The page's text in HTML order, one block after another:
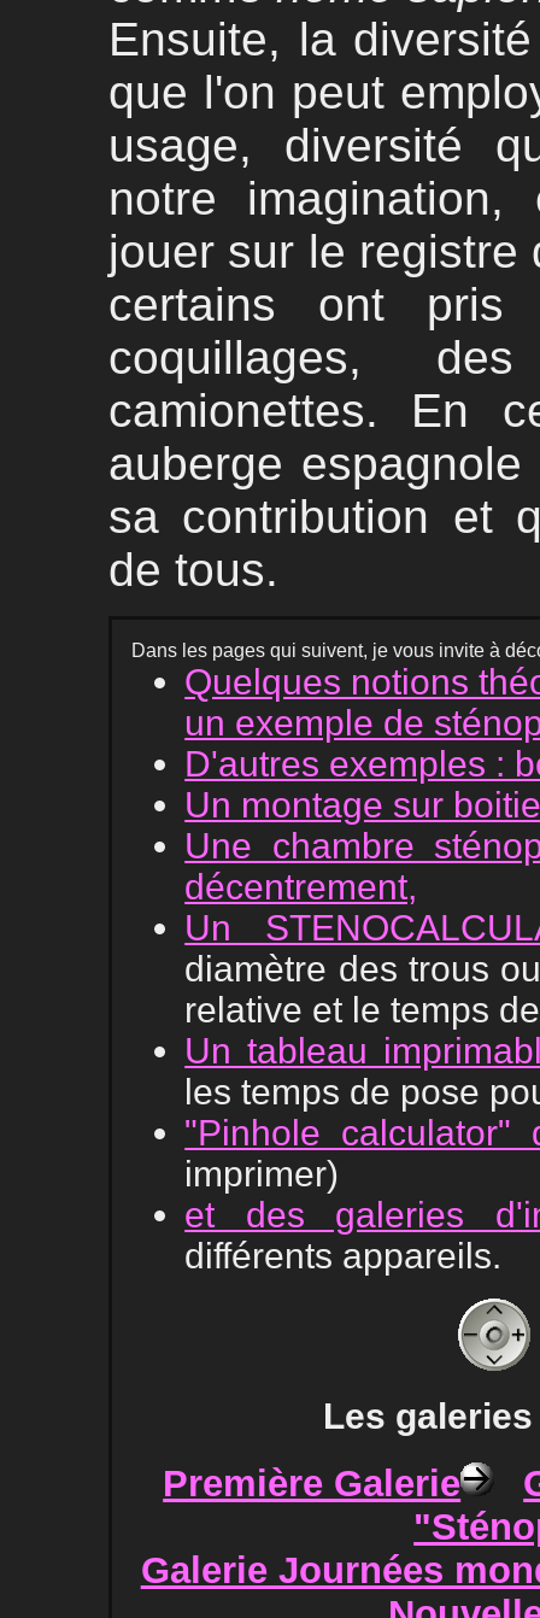
Ensuite, la
que l'on peut
usage, diversité
notre
jouer sur le registre
certains ont
coquillages,
camionettes. En
auberge
sa contribution et
de tous.
Dans les pages qui suivent, je vous invite à
Quelques notions
un exemple de
D'autres exemples :
Un montage sur
Une chambre
décentrement,
Un
diamètre des trous
relative et le temps
Un tableau
les temps de pose
"Pinhole calculator"
imprimer)
et des galeries
différents appareils.
Les
Première Galerie
Galerie Journées